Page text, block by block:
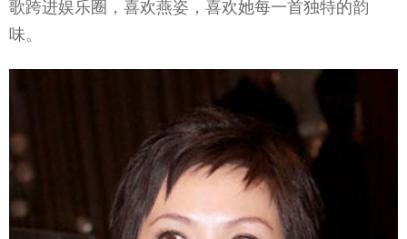
歌跨进娱乐圈，喜欢燕姿，喜欢她每一首独特的韵
味。